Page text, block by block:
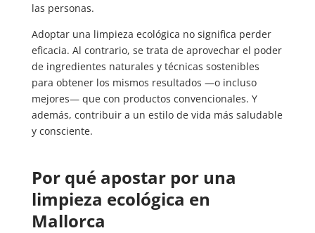
las personas.
Adoptar una limpieza ecológica no significa perder
eficacia. Al contrario, se trata de aprovechar el poder
de ingredientes naturales y técnicas sostenibles
para obtener los mismos resultados —o incluso
mejores— que con productos convencionales. Y
además, contribuir a un estilo de vida más saludable
y consciente.
Por qué apostar por una
limpieza ecológica en
Mallorca